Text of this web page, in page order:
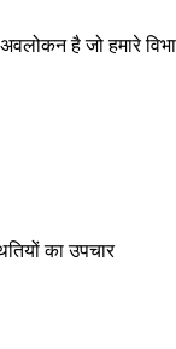
है जो हमारे
का उपचार